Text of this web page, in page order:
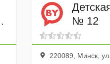
№ 12
220089, Минск,